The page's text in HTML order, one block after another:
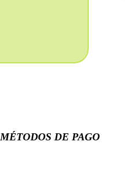
MÉTODOS DE PAGO